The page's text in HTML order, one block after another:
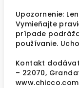
Upozornenie:
Vymieňajte
prípade
používanie.
Kontakt
– 22070,